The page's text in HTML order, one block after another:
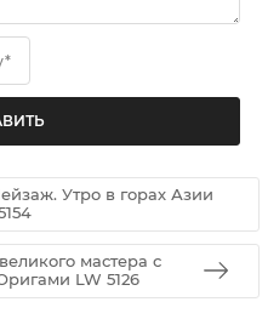
Утро в горах Азии
мастера с
LW 5126